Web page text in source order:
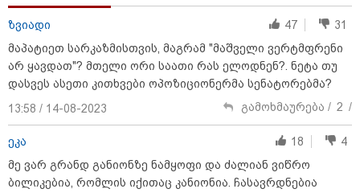
განცხადება
ზვიადი 47
31
მაპატიეთ სარკაზმისთვის, მაგრამ "მაშველი ვერტმფრენი
არ ყავდათ"? მთელი ორი საათი რას ელოდნენ?. ნეტა თუ
დასვეს ასეთი კითხვები ოპოზიციონერმა სენატორებმა?
13:58 / 14-08-2023
გამოხმაურება / 2 /
ეკა 18
4
მე ვარ გრანდ განიონზე ნამყოფი და ძალიან ვიწრო
ბილიკებია, რომლის იქითაც კანიონია. ჩასავრდნებია